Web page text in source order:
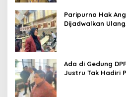
Paripurna Hak
Dijadwalkan
Ada di Gedung
Justru Tak Hadiri